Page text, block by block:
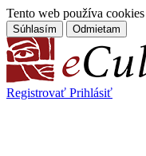
Tento web používa
Súhlasím Odmietam
Registrovať Prihlásiť